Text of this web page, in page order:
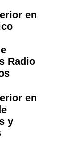
en
Radio
en
y